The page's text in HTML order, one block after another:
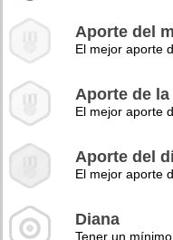
Aporte del
El mejor aporte
Aporte de la
El mejor aporte
Aporte del
El mejor aporte
Diana
Tener un